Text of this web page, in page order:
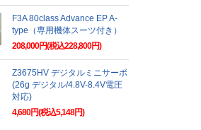
F3A 80class Advance EP A-
type（専用機体スーツ付き）
208,000円(税込228,800円)
Z3675HV デジタルミニサーボ
(26g デジタル/4.8V-8.4V電圧
対応)
4,680円(税込5,148円)